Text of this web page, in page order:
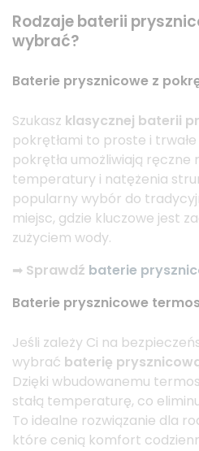
Rodzaje baterii
wybrać?
Baterie prysznicowe z
Szukasz klasycznej baterii
pokrętłami to proste i
pokrętła umożliwiają ręczne
temperatury i natężenia
popularny wybór do
miejsc, gdzie kluczowe jest
zużyciem wody.
➡ Sprawdź baterie
Baterie prysznicowe
Jeśli zależy Ci na
wybrać baterię
Dzięki wbudowanemu
stałą temperaturę, co
To idealne rozwiązanie dla
które cenią komfort